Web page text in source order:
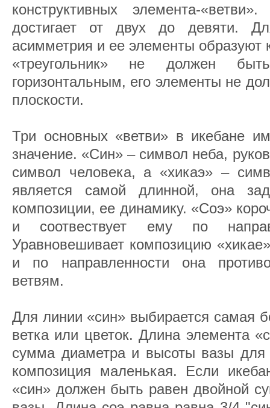
конструктивных элемента-
достигает от двух до девяти.
асимметрия и ее элементы образуют
«треугольник» не должен
горизонтальным, его элементы не
плоскости.
Три основных «ветви» в икебане
значение. «Син» – символ неба,
символ человека, а «хикаэ» –
является самой длинной, она
композиции, ее динамику. «Соэ»
и соотвествует ему по
Уравновешивает композицию
и по направленности она
ветвям.
Для линии «син» выбирается самая
ветка или цветок. Длина элемента
сумма диаметра и высоты вазы
композиция маленькая. Если
«син» должен быть равен двойной